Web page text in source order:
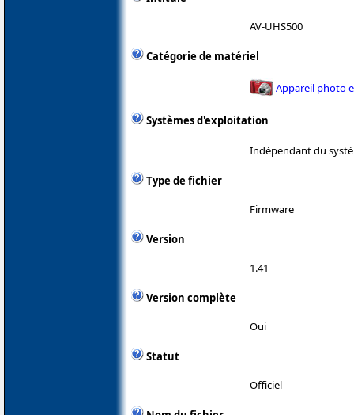
AV-UHS500
Catégorie de matériel
Appareil photo
Systèmes d'exploitation
Indépendant du
Type de fichier
Firmware
Version
1.41
Version complète
Oui
Statut
Officiel